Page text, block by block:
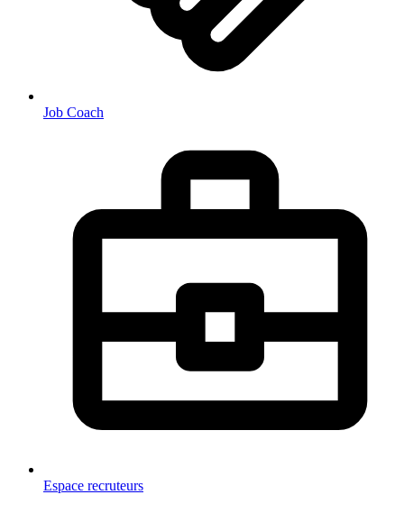
Job Coach
Espace recruteurs